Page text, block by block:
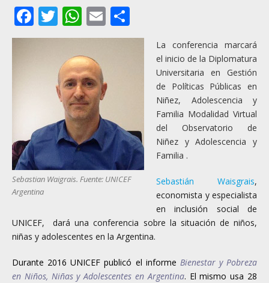
Facebook
Twitter
WhatsApp
Email
Sebastian Waigrais. Fuente: UNICEF
Argentina
La conferencia marcará
el inicio de la Diplomatura
Universitaria en Gestión
de Políticas Públicas en
Niñez, Adolescencia y
Familia Modalidad Virtual
del Observatorio de
Niñez y Adolescencia y
Familia .
Sebastián Waisgrais,
economista y especialista
en inclusión social de
UNICEF, dará una conferencia sobre la situación de niños,
niñas y adolescentes en la Argentina.
Durante 2016 UNICEF publicó el informe Bienestar y Pobreza
en Niños, Niñas y Adolescentes en Argentina. El mismo usa 28